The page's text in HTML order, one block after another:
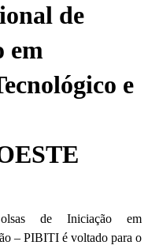
de
em
e
de Iniciação em
– PIBITI é voltado para o